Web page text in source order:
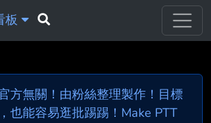
板
方無關！由粉絲整理製作！目標
也能容易逛批踢踢！Make PTT